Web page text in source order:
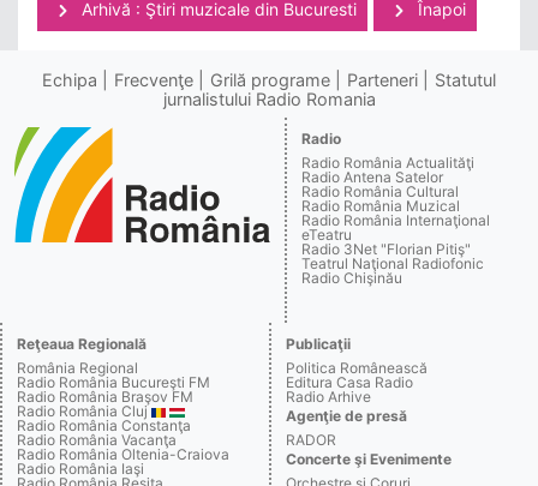
Arhivă : Ştiri muzicale din Bucuresti Înapoi
Echipa Frecvenţe Grilă programe Parteneri
Statutul
jurnalistului Radio Romania
Radio
Radio România Actualităţi
Radio Antena Satelor
Radio România Cultural
Radio România Muzical
Radio România Internaţional
eTeatru
Radio 3Net "Florian Pitiş"
Teatrul Naţional Radiofonic
Radio Chişinău
Reţeaua Regională
România Regional
Radio România Bucureşti FM
Radio România Braşov FM
Radio România Cluj
Radio România Constanţa
Radio România Vacanţa
Radio România Oltenia-Craiova
Radio România Iaşi
Publicaţii
Politica Românească
Editura Casa Radio
Radio Arhive
Agenţie de presă
RADOR
Concerte şi Evenimente